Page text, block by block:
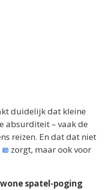
duidelijk dat kleine
absurditeit – vaak de
reizen. En dat dat niet
zorgt, maar ook voor
spatel-poging